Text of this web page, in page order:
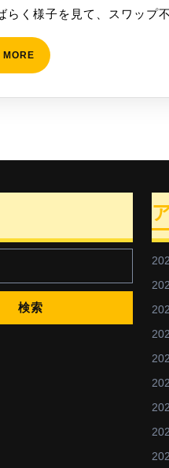
月
日
らく様子を見て、スワップ
MORE READ
MORE